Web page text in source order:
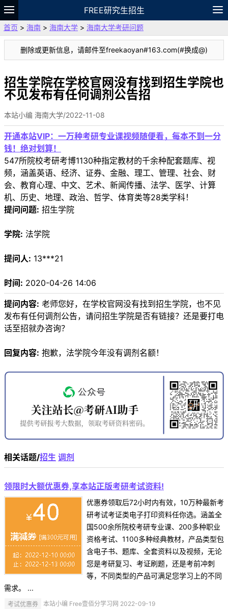
FREE研究生招生
题库
故事 专题 APP 笔记
VIP
资料
首页 > 海南 > 海南大学 > 海南大学考研问题
删除或更新信息，请邮件至freekaoyan#163.com(#换成@)
招生学院在学校官网没有找到招生学院也
不见发布有任何调剂公告招
本站小编 海南大学/2022-11-08
开通本站VIP：一万种考研专业课视频随便看，每本不到一分
钱！绝对划算！
547所院校考研考博1130种指定教材的千余种配套题库、视
频，涵盖英语、经济、证券、金融、理工、管理、社会、财
会、教育心理、中文、艺术、新闻传播、法学、医学、计算
机、历史、地理、政治、哲学、体育类等28类学科！
提问问题: 招生学院
学院: 法学院
提问人: 13***21
时间: 2020-04-26 14:06
提问内容: 老师您好，在学校官网没有找到招生学院，也不见
发布有任何调剂公告，请问招生学院是否有链接？还是要打电
话至招就办咨询？
回复内容: 抱歉，法学院今年没有调剂名额！
相关话题/招生 调剂
领限时大额优惠券,享本站正版考研考试资料!
优惠券领取后72小时内有效，10万种最新考
研考试考证类电子打印资料任你选。涵盖全
国500余所院校考研专业课、200多种职业
资格考试、1100多种经典教材，产品类型包
含电子书、题库、全套资料以及视频，无论
您是考研复习、考证刷题，还是考前冲刺
等，不同类型的产品可满足您学习上的不同
需求。 ...
考试优惠券 本站小编 Free壹佰分学习网 2022-09-19